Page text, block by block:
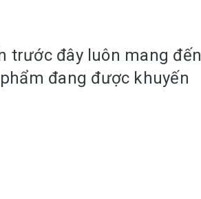
trước đây luôn mang đến
đang được khuyến